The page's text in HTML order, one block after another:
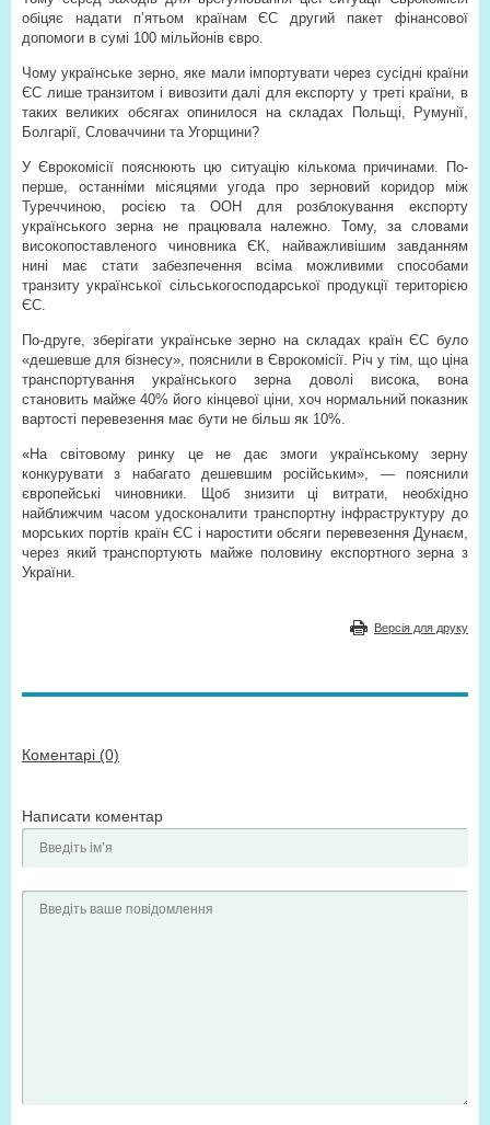
обіцяє надати п’ятьом країнам ЄС другий пакет фінансової
допомоги в сумі 100 мільйонів євро.
Чому українське зерно, яке мали імпортувати через сусідні країни
ЄС лише транзитом і вивозити далі для експорту у треті країни, в
таких великих обсягах опинилося на складах Польщі, Румунії,
Болгарії, Словаччини та Угорщини?
У Єврокомісії пояснюють цю ситуацію кількома причинами. По-
перше, останніми місяцями угода про зерновий коридор між
Туреччиною, росією та ООН для розблокування експорту
українського зерна не працювала належно. Тому, за словами
високопоставленого чиновника ЄК, найважливішим завданням
нині має стати забезпечення всіма можливими способами
транзиту української сільськогосподарської продукції територією
ЄС.
По-друге, зберігати українське зерно на складах країн ЄС було
«дешевше для бізнесу», пояснили в Єврокомісії. Річ у тім, що ціна
транспортування українського зерна доволі висока, вона
становить майже 40% його кінцевої ціни, хоч нормальний показник
вартості перевезення має бути не більш як 10%.
«На світовому ринку це не дає змоги українському зерну
конкурувати з набагато дешевшим російським», — пояснили
європейські чиновники. Щоб знизити ці витрати, необхідно
найближчим часом удосконалити транспортну інфраструктуру до
морських портів країн ЄС і наростити обсяги перевезення Дунаєм,
через який транспортують майже половину експортного зерна з
України.
Версія для друку
Коментарі (0)
Написати коментар